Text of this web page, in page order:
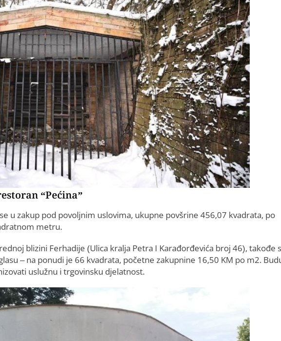
“Pećina”
u zakup pod povoljnim uslovima, ukupne povšrine 456,07 kvadrata, po
metru.
blizini Ferhadije (Ulica kralja Petra I Karađorđevića broj 46), takođe
– na ponudi je 66 kvadrata, početne zakupnine 16,50 KM po m2.
uslužnu i trgovinsku djelatnost.